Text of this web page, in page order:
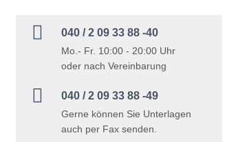
 040 / 2 09 33 88 -40
Mo.- Fr. 10:00 - 20:00 Uhr
oder nach Vereinbarung
 040 / 2 09 33 88 -49
Gerne können Sie Unterlagen
auch per Fax senden.